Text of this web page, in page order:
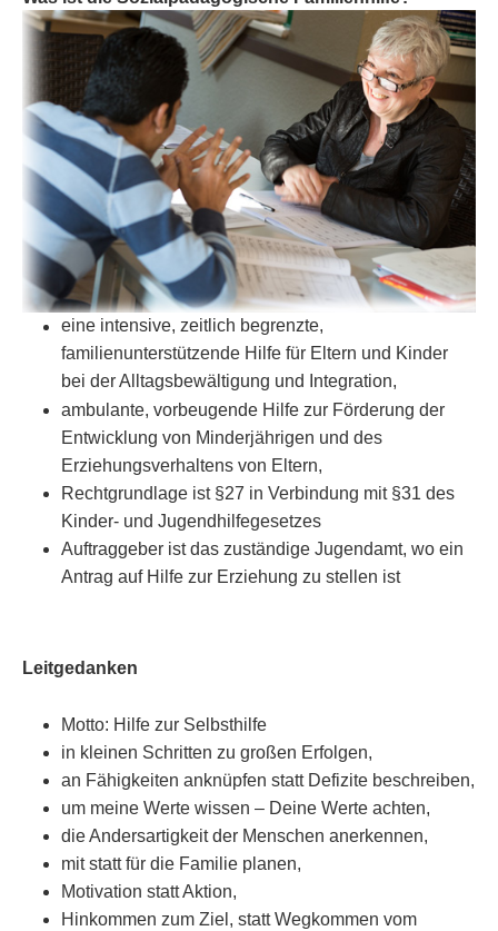
eine intensive, zeitlich begrenzte,
familienunterstützende Hilfe für Eltern und Kinder
bei der Alltagsbewältigung und Integration,
ambulante, vorbeugende Hilfe zur Förderung der
Entwicklung von Minderjährigen und des
Erziehungsverhaltens von Eltern,
Rechtgrundlage ist §27 in Verbindung mit §31 des
Kinder- und Jugendhilfegesetzes
Auftraggeber ist das zuständige Jugendamt, wo ein
Antrag auf Hilfe zur Erziehung zu stellen ist
Leitgedanken
Motto: Hilfe zur Selbsthilfe
in kleinen Schritten zu großen Erfolgen,
an Fähigkeiten anknüpfen statt Defizite beschreiben,
um meine Werte wissen – Deine Werte achten,
die Andersartigkeit der Menschen anerkennen,
mit statt für die Familie planen,
Motivation statt Aktion,
Hinkommen zum Ziel, statt Wegkommen vom